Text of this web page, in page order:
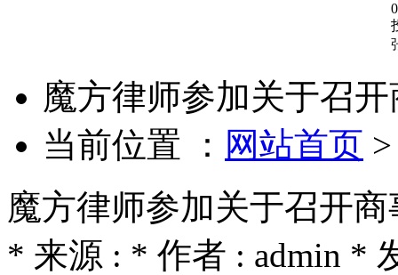
魔方律师参加关于召
当前位置 ： 网站首页
魔方律师参加关于召开
* 来源 : * 作者 : admin *